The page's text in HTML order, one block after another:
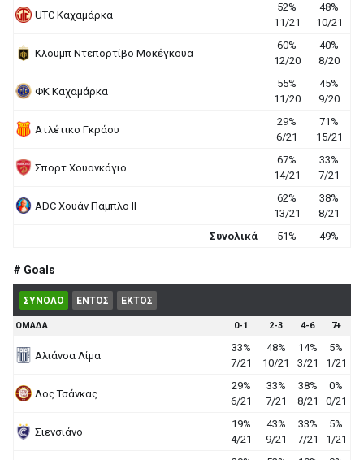
UΤC Καχαμάρκα
52%
11/21
48%
10/21
Κλουμπ Ντεπορτίβο Μοκέγκουα
60%
12/20
40%
8/20
ΦΚ Καχαμάρκα
55%
11/20
45%
9/20
Ατλέτικο Γκράου
29%
6/21
71%
15/21
Σπορτ Χουανκάγιο
67%
14/21
33%
7/21
ADC Χουάν Πάμπλο ΙΙ
62%
13/21
38%
8/21
Συνολικά
51% 49%
# Goals
ΣΥΝΟΛΟ ΕΝΤΟΣ ΕΚΤΟΣ
ΟΜΑΔΑ 0-1 2-3 4-6 7+
Αλιάνσα Λίμα
33%
7/21
48%
10/21
14%
3/21
5%
1/21
Λος Τσάνκας
29%
6/21
33%
7/21
38%
8/21
0%
0/21
Σιενσιάνο
19%
4/21
43%
9/21
33%
7/21
5%
1/21